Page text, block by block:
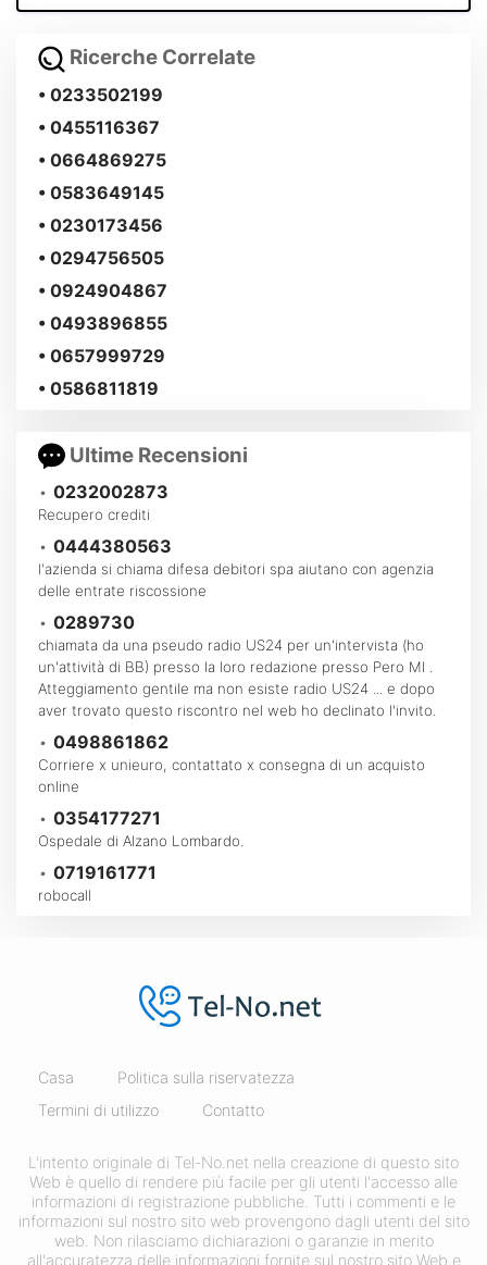
Ricerche Correlate
• 0233502199
• 0455116367
• 0664869275
• 0583649145
• 0230173456
• 0294756505
• 0924904867
• 0493896855
• 0657999729
• 0586811819
Ultime Recensioni
• 0232002873
Recupero crediti
• 0444380563
l'azienda si chiama difesa debitori spa aiutano con agenzia
delle entrate riscossione
• 0289730
chiamata da una pseudo radio US24 per un'intervista (ho
un'attività di BB) presso la loro redazione presso Pero MI .
Atteggiamento gentile ma non esiste radio US24 ... e dopo
aver trovato questo riscontro nel web ho declinato l'invito.
• 0498861862
Corriere x unieuro, contattato x consegna di un acquisto
online
• 0354177271
Ospedale di Alzano Lombardo.
• 0719161771
robocall
Casa
Politica sulla riservatezza
Termini di utilizzo
Contatto
L'intento originale di Tel-No.net nella creazione di questo sito
Web è quello di rendere più facile per gli utenti l'accesso alle
informazioni di registrazione pubbliche. Tutti i commenti e le
informazioni sul nostro sito web provengono dagli utenti del sito
web. Non rilasciamo dichiarazioni o garanzie in merito
all'accuratezza delle informazioni fornite sul nostro sito Web e